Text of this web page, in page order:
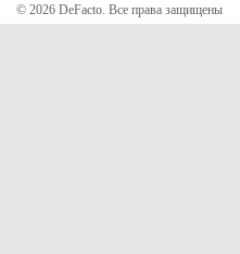
© 2026 DeFacto. Все права защищены